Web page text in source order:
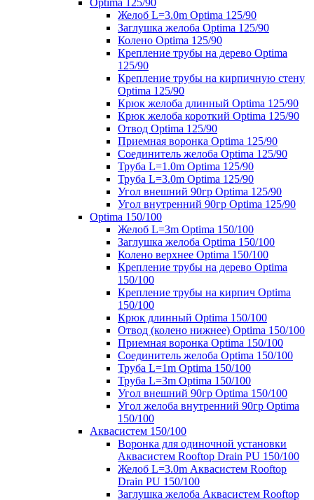
Optima 125/90
Желоб L=3.0m Optima 125/90
Заглушка желоба Optima 125/90
Колено Optima 125/90
Крепление трубы на дерево Optima
125/90
Крепление трубы на кирпичную стену
Optima 125/90
Крюк желоба длинный Optima 125/90
Крюк желоба короткий Optima 125/90
Отвод Optima 125/90
Приемная воронка Optima 125/90
Соединитель желоба Optima 125/90
Труба L=1.0m Optima 125/90
Труба L=3.0m Optima 125/90
Угол внешний 90гр Optima 125/90
Угол внутренний 90гр Optima 125/90
Optima 150/100
Желоб L=3m Optima 150/100
Заглушка желоба Optima 150/100
Колено верхнее Optima 150/100
Крепление трубы на дерево Optima
150/100
Крепление трубы на кирпич Optima
150/100
Крюк длинный Optima 150/100
Отвод (колено нижнее) Optima 150/100
Приемная воронка Optima 150/100
Соединитель желоба Optima 150/100
Труба L=1m Optima 150/100
Труба L=3m Optima 150/100
Угол внешний 90гр Optima 150/100
Угол желоба внутренний 90гр Optima
150/100
Аквасистем 150/100
Воронка для одиночной установки
Аквасистем Rooftop Drain PU 150/100
Желоб L=3.0m Аквасистем Rooftop
Drain PU 150/100
Заглушка желоба Аквасистем Rooftop